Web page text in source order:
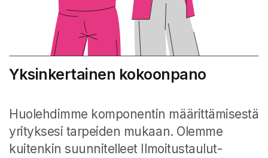
Yksinkertainen kokoonpano
Huolehdimme komponentin määrittämisestä
yrityksesi tarpeiden mukaan. Olemme
kuitenkin suunnitelleet Ilmoitustaulut-